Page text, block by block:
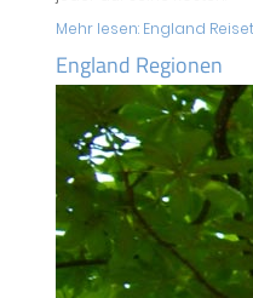
Mehr lesen: England
England Regionen